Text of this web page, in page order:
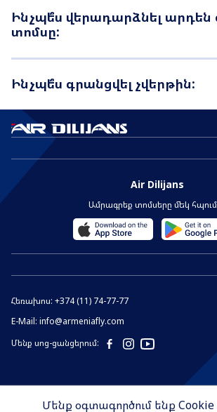
Ինչպե՞ս վերադարձնել
տոմսը:
Ինչպե՞ս գրանցվել չվերթին:
Հեռախոս: +374 (11) 74-77-77
E-Mail: info@armeniafly.com
Մենք սոց-ցանցերում:
Air Dilijans
Ամրագրեք տոմսերը մեկ
Մենք օգտագործում ենք Cookie